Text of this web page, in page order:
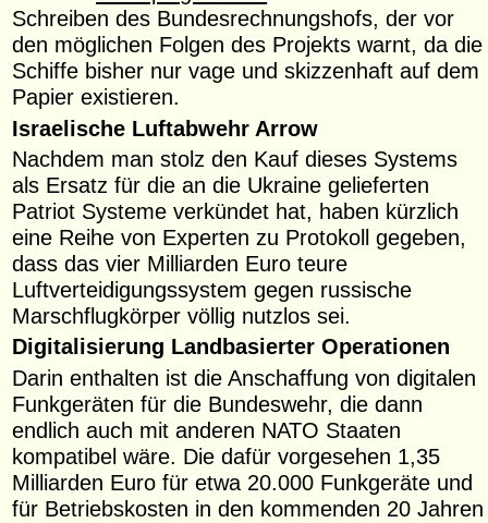
Schreiben des Bundesrechnungshofs, der vor
den möglichen Folgen des Projekts warnt, da die
Schiffe bisher nur vage und skizzenhaft auf dem
Papier existieren.
Israelische Luftabwehr Arrow
Nachdem man stolz den Kauf dieses Systems
als Ersatz für die an die Ukraine gelieferten
Patriot Systeme verkündet hat, haben kürzlich
eine Reihe von Experten zu Protokoll gegeben,
dass das vier Milliarden Euro teure
Luftverteidigungssystem gegen russische
Marschflugkörper völlig nutzlos sei.
Digitalisierung Landbasierter Operationen
Darin enthalten ist die Anschaffung von digitalen
Funkgeräten für die Bundeswehr, die dann
endlich auch mit anderen NATO Staaten
kompatibel wäre. Die dafür vorgesehen 1,35
Milliarden Euro für etwa 20.000 Funkgeräte und
für Betriebskosten in den kommenden 20 Jahren